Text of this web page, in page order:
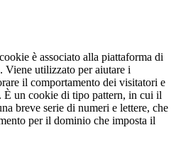
è associato alla piattaforma di
Viene utilizzato per aiutare i
il comportamento dei visitatori e
È un cookie di tipo pattern, in cui il
breve serie di numeri e lettere, che
per il dominio che imposta il